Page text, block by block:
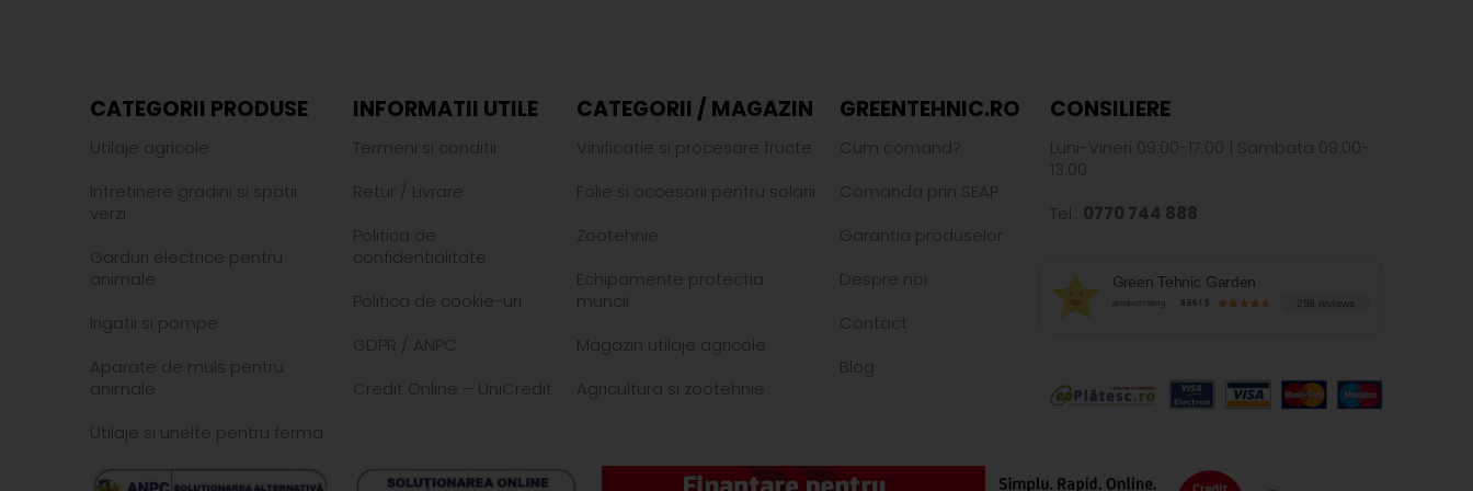
CATEGORII PRODUSE
Utilaje agricole
Intretinere gradini si spatii
verzi
Garduri electrice pentru
animale
Irigatii si pompe
Aparate de muls pentru
animale
Utilaje si unelte pentru ferma
INFORMATII UTILE
Termeni si conditii
Retur / Livrare
Politica de
confidentialitate
Politica de cookie-uri
GDPR / ANPC
Credit Online – UniCredit
CATEGORII / MAGAZIN
Vinificatie si procesare fructe
Folie si accesorii pentru solarii
Zootehnie
Echipamente protectia
muncii
Magazin utilaje agricole
Agricultura si zootehnie
GREENTEHNIC.RO
Cum comand?
Comanda prin SEAP
Garantia produselor
Despre noi
Contact
Blog
CONSILIERE
Luni-Vineri 09:00-17:00 | Sambata 09:00-
13:00
Tel.: 0770 744 888
Green Tehnic Garden
product rating 4.66 / 5 268 reviews